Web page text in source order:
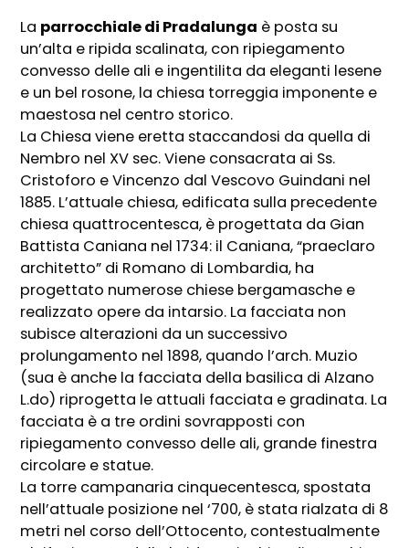
La parrocchiale di Pradalunga è posta su
un’alta e ripida scalinata, con ripiegamento
convesso delle ali e ingentilita da eleganti lesene
e un bel rosone, la chiesa torreggia imponente e
maestosa nel centro storico.
La Chiesa viene eretta staccandosi da quella di
Nembro nel XV sec. Viene consacrata ai Ss.
Cristoforo e Vincenzo dal Vescovo Guindani nel
1885. L’attuale chiesa, edificata sulla precedente
chiesa quattrocentesca, è progettata da Gian
Battista Caniana nel 1734: il Caniana, “praeclaro
architetto” di Romano di Lombardia, ha
progettato numerose chiese bergamasche e
realizzato opere da intarsio. La facciata non
subisce alterazioni da un successivo
prolungamento nel 1898, quando l’arch. Muzio
(sua è anche la facciata della basilica di Alzano
L.do) riprogetta le attuali facciata e gradinata. La
facciata è a tre ordini sovrapposti con
ripiegamento convesso delle ali, grande finestra
circolare e statue.
La torre campanaria cinquecentesca, spostata
nell’attuale posizione nel ‘700, è stata rialzata di 8
metri nel corso dell’Ottocento, contestualmente